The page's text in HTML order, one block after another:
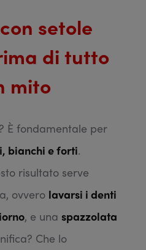
setole
di tutto
mito
? È fondamentale per
bianchi e forti.
risultato serve
ovvero lavarsi i denti
, e una spazzolata
Che lo